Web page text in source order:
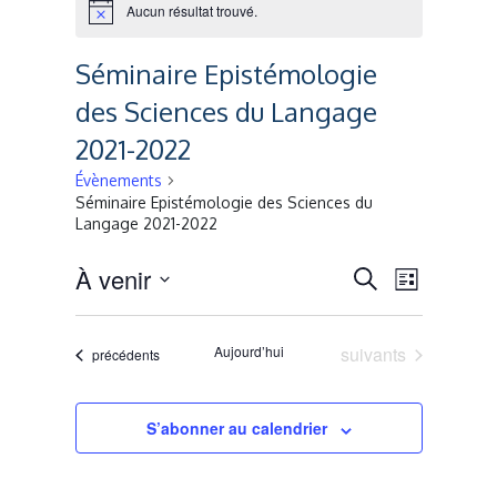
Notice Aucun résultat trouvé.
Séminaire Epistémologie
des Sciences du Langage
2021-2022
Évènements
Séminaire Epistémologie des Sciences du
Langage 2021-2022
Recherche
et
navigation
de
vues
Recherche
de
vues
Liste
À venir
Sélectionnez
date.
Évènements
précédents Aujourd’hui Évènements
suivants
S’abonner au calendrier